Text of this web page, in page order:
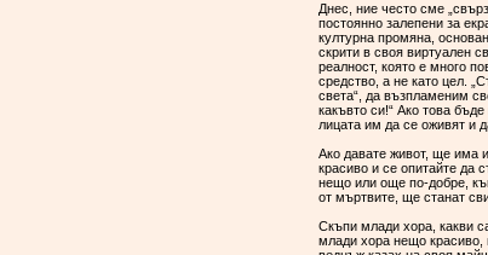
Днес, ние често сме
постоянно залепени за
културна промяна,
скрити в своя виртуален
реалност, която е много
средство, а не като цел.
света“, да възпламеним
какъвто си!“ Ако това
лицата им да се оживят и
Ако давате живот, ще има
красиво и се опитайте да
нещо или още по-добре,
от мъртвите, ще станат
Скъпи млади хора, какви
млади хора нещо красиво,